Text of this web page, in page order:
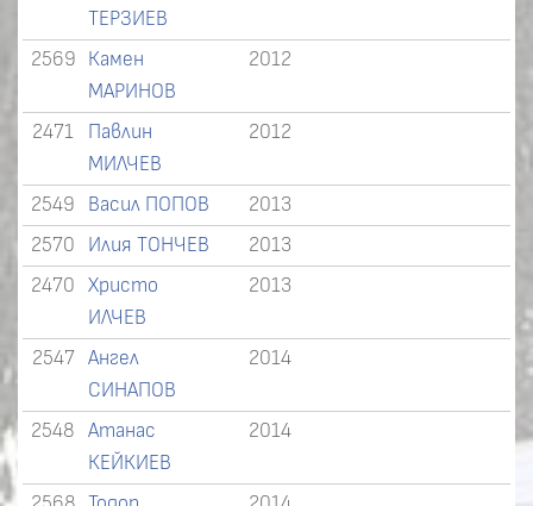
ТЕРЗИЕВ
2569
Камен
МАРИНОВ
2012
2471
Павлин
МИЛЧЕВ
2012
2549 Васил ПОПОВ
2013
2570
Илия ТОНЧЕВ
2013
2470
Христо
ИЛЧЕВ
2013
2547
Ангел
СИНАПОВ
2014
2548
Атанас
КЕЙКИЕВ
2014